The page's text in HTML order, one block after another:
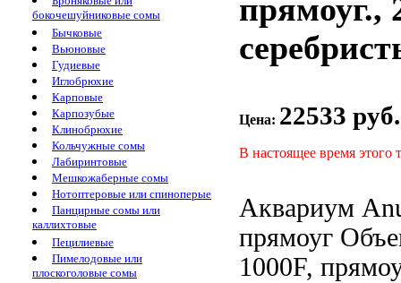
бокочешуйниковые сомы
Бычковые
Вьюновые
Гудиевые
Иглобрюхие
Карповые
Карпозубые
Клинобрюхие
Кольчужные сомы
Лабиринтовые
Мешкожаберные сомы
Нотоптеровые или спиноперые
Панцирные сомы или
каллихтовые
Пецилиевые
Пимелодовые или
плоскоголовые сомы
прямоуг.,
Цена: 22533 руб.
В настоящее время этого
Аквариум
прямоуг
1000F,